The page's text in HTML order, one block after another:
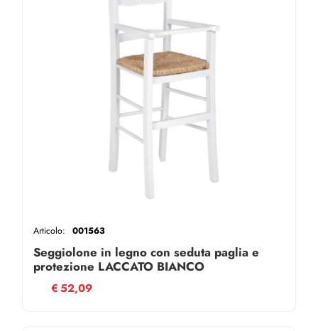
Seggiolone in legno con seduta paglia e
protezione LACCATO BIANCO
Articolo: 001563
€52,09